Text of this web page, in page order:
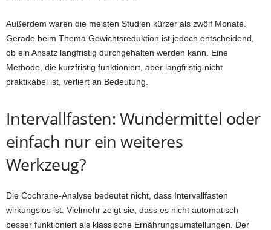
Außerdem waren die meisten Studien kürzer als zwölf Monate.
Gerade beim Thema Gewichtsreduktion ist jedoch entscheidend,
ob ein Ansatz langfristig durchgehalten werden kann. Eine
Methode, die kurzfristig funktioniert, aber langfristig nicht
praktikabel ist, verliert an Bedeutung.
Intervallfasten: Wundermittel oder
einfach nur ein weiteres
Werkzeug?
Die Cochrane-Analyse bedeutet nicht, dass Intervallfasten
wirkungslos ist. Vielmehr zeigt sie, dass es nicht automatisch
besser funktioniert als klassische Ernährungsumstellungen. Der